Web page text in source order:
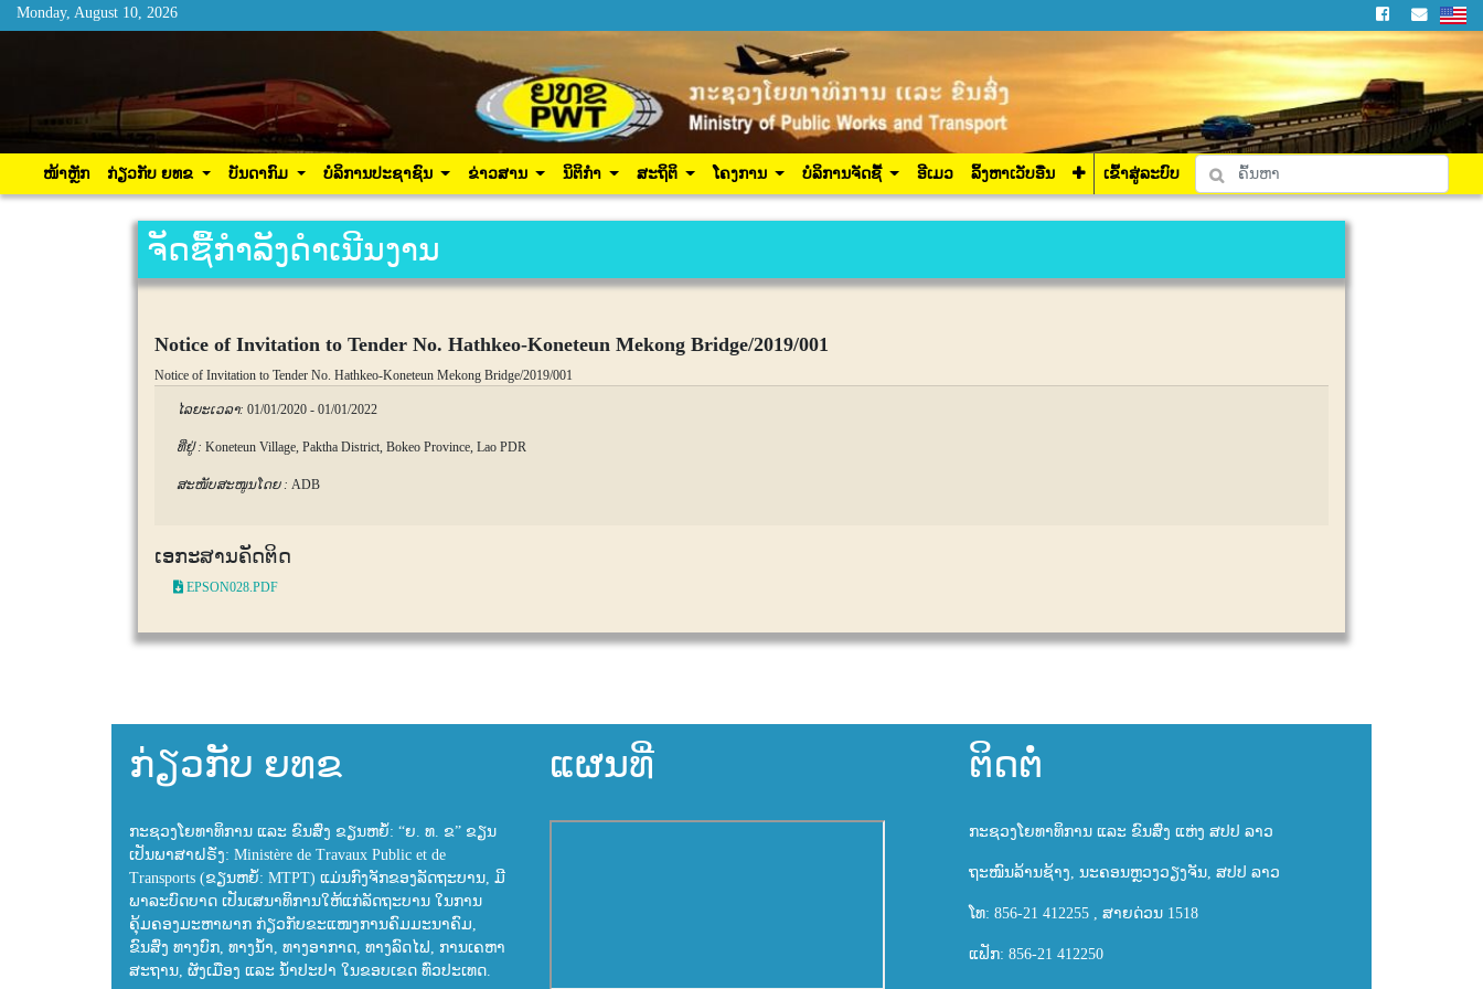
Monday, August 10, 2026
ໜ້າຫຼັກ ກ່ຽວກັບ ຍທຂ ບັນດາກົມ ບໍລິການປະຊາຊົນ ຂ່າວສານ ນິຕິກຳ ສະຖິຕິ ໂຄງການ ເຂົ້າສູ່ລະບົບ
Monday, August 10, 2026
ໜ້າຫຼັກ ກ່ຽວກັບ ຍທຂ ບັນດາກົມ ບໍລິການປະຊາຊົນ ຂ່າວສານ ນິຕິກຳ ສະຖິຕິ ໂຄງການ ບໍລິການຈັດຊື້ ອີເມວ ລິ້ງຫາເວັບອື່ນ ເຂົ້າສູ່ລະບົບ
ຈັດຊື້ກຳລັງດຳເນີນງານ
Notice of Invitation to Tender No. Hathkeo-Koneteun Mekong Bridge/2019/001
Notice of Invitation to Tender No. Hathkeo-Koneteun Mekong Bridge/2019/001
ໄລຍະເວລາ: 01/01/2020 - 01/01/2022
ທີ່ຢູ່ : Koneteun Village, Paktha District, Bokeo Province, Lao PDR
ສະໜັບສະໜູນໂດຍ : ADB
ເອກະສານຄັດຕິດ
EPSON028.PDF
ກ່ຽວກັບ ຍທຂ
ກະຊວງໂຍທາທິການ ແລະ ຂົນສົ່ງ ຂຽນຫຍໍ້: “ຍ. ທ. ຂ” ຂຽນ
ເປັນພາສາຝຣັ່ງ: Ministère de Travaux Public et de
Transports (ຂຽນຫຍໍ້: MTPT) ແມ່ນກົງຈັກຂອງລັດຖະບານ, ມີ
ພາລະບົດບາດ ເປັນເສນາທິການໃຫ້ແກ່ລັດຖະບານ ໃນການ
ຄຸ້ມຄອງມະຫາພາກ ກ່ຽວກັບຂະແໜງການຄົມມະນາຄົມ,
ຂົນສົ່ງ ທາງບົກ, ທາງນ້ຳ, ທາງອາກາດ, ທາງລົດໄຟ, ການເຄຫາ
ສະຖານ, ຜັງເມືອງ ແລະ ນ້ຳປະປາ ໃນຂອບເຂດ ທົ່ວປະເທດ.
ແຜນທີ່ ຕິດຕໍ່
ກະຊວງໂຍທາທິການ ແລະ ຂົນສົ່ງ ແຫ່ງ ສປປ ລາວ
ຖະໜົນລ້ານຊ້າງ, ນະຄອນຫຼວງວຽງຈັນ, ສປປ ລາວ
ໂທ: 856-21 412255 , ສາຍດ່ວນ 1518
ແຟັກ: 856-21 412250